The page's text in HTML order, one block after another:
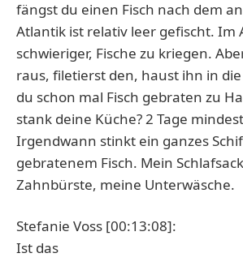
fängst du einen Fisch nach dem
Atlantik ist relativ leer gefischt. Im
schwieriger, Fische zu kriegen.
raus, filetierst den, haust ihn in
du schon mal Fisch gebraten zu
stank deine Küche? 2 Tage
Irgendwann stinkt ein ganzes
gebratenem Fisch. Mein
Zahnbürste, meine Unterwäsche.
Stefanie Voss [00:13:08]:
Ist das